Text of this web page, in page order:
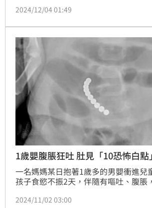
行，並沒收保證金。
2024/12/04 01:49
1歲嬰腹脹狂吐 肚見「10恐怖白
一名媽媽某日抱著1歲多的男嬰衝進兒
孩子食慾不振2天，伴隨有嘔吐、腹脹
神不濟讓人憂心。醫師當下立即安排腹
2024/11/02 03:00